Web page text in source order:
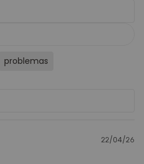
problemas
22/04/26